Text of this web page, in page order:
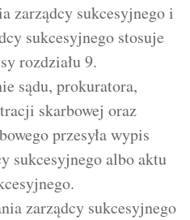
zarządcy sukcesyjnego i
sukcesyjnego stosuje
rozdziału 9.
sądu, prokuratora,
skarbowej oraz
przesyła wypis
sukcesyjnego albo aktu
zarządcy sukcesyjnego